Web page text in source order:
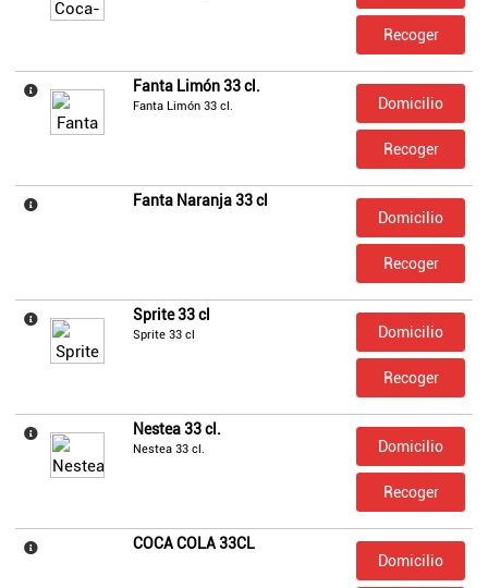
Recoger
Fanta Limón 33 cl.
Fanta Limón 33 cl. Domicilio
Recoger
Fanta Naranja 33 cl
Domicilio
Recoger
Sprite 33 cl
Sprite 33 cl Domicilio
Recoger
Nestea 33 cl.
Nestea 33 cl. Domicilio
Recoger
COCA COLA 33CL
Domicilio